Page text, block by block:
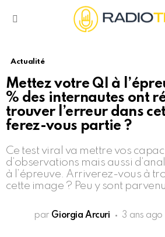
Actualité
Mettez votre QI à
% des internautes ont
trouver l’erreur dans
ferez-vous partie ?
Ce test viral va mettre vos
d’observations mais aussi
à l’épreuve. Arriverez-vous à
cette image ? Peu y sont
par Giorgia Arcuri 3 ans ago